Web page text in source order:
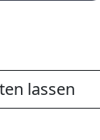
lassen